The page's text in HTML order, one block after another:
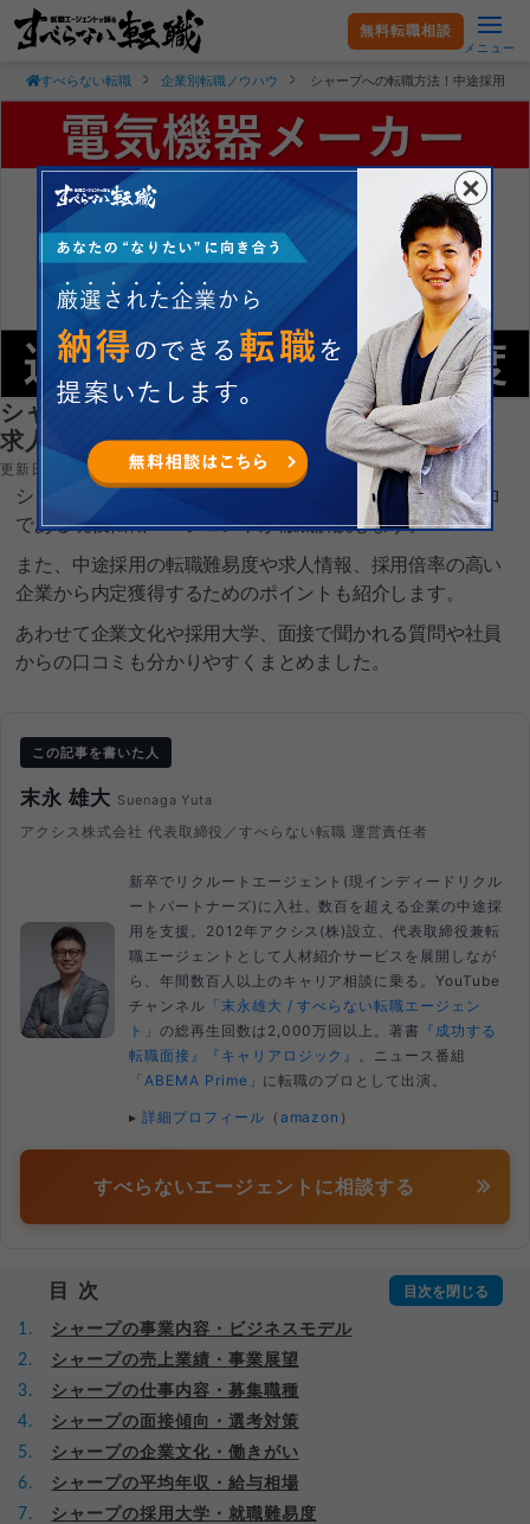
無料転職相談
メニュー
すべらない転職 企業別転職ノウハウ シャープへの転職方法！中途採用の
シャープへの転職方法！中途採用の難易度・
求人情報を徹底解説！
更新日：2023.08.08
シャープ株式会社へ転職するコツを就職・転職支援のプロ
である現役転職エージェントが徹底解説します。
また、中途採用の転職難易度や求人情報、採用倍率の高い
企業から内定獲得するためのポイントも紹介します。
あわせて企業文化や採用大学、面接で聞かれる質問や社員
からの口コミも分かりやすくまとめました。
この記事を書いた人
末永 雄大 Suenaga Yuta
アクシス株式会社 代表取締役／すべらない転職 運営責任者
新卒でリクルートエージェント(現インディードリクル
ートパートナーズ)に入社。数百を超える企業の中途採
用を支援。2012年アクシス(株)設立、代表取締役兼転
職エージェントとして人材紹介サービスを展開しなが
ら、年間数百人以上のキャリア相談に乗る。YouTube
チャンネル 「末永雄大 / すべらない転職エージェン
ト」 の総再生回数は2,000万回以上。著書 『成功する
転職面接』
『キャリアロジック』
。ニュース番組
「ABEMA Prime」 に転職のプロとして出演。
▸ 詳細プロフィール （ amazon ）
すべらないエージェントに相談する
目次
シャープの事業内容・ビジネスモデル
シャープの売上業績・事業展望
シャープの仕事内容・募集職種
シャープの面接傾向・選考対策
シャープの企業文化・働きがい
シャープの平均年収・給与相場
シャープの採用大学・就職難易度